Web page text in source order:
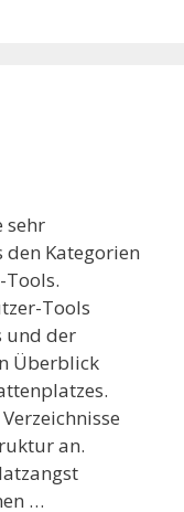
sehr
Kategorien
Tools
und der
Überblick
an.
…